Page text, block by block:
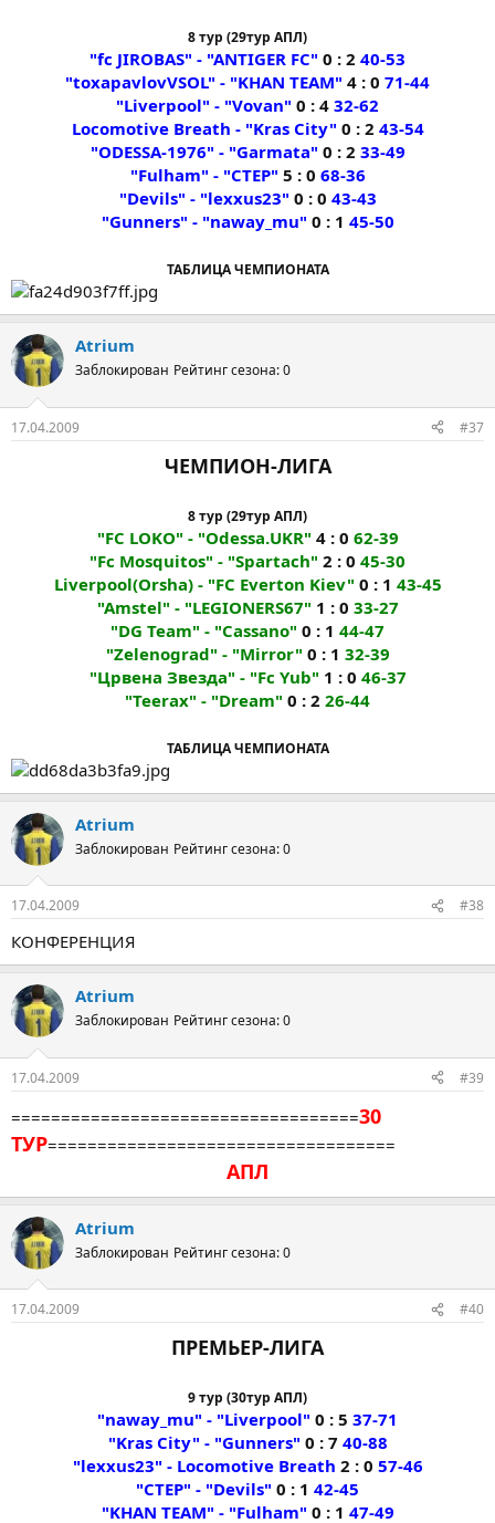
8 тур (29тур АПЛ)
"fc JIROBAS" - "ANTIGER FC" 0 : 2 40-53
"toxapavlovVSOL" - "KHAN TEAM" 4 : 0 71-44
"Liverpool" - "Vovan" 0 : 4 32-62
Locomotive Breath - "Kras City" 0 : 2 43-54
"ODESSA-1976" - "Garmata" 0 : 2 33-49
"Fulham" - "CTEP" 5 : 0 68-36
"Devils" - "lexxus23" 0 : 0 43-43
"Gunners" - "naway_mu" 0 : 1 45-50
ТАБЛИЦА ЧЕМПИОНАТА
Atrium
Заблокирован Рейтинг сезона: 0
17.04.2009 #37
ЧЕМПИОН-ЛИГА
8 тур (29тур АПЛ)
"FC LOKO" - "Odessa.UKR" 4 : 0 62-39
"Fc Mosquitos" - "Spartach" 2 : 0 45-30
Liverpool(Orsha) - "FC Everton Kiev" 0 : 1 43-45
"Amstel" - "LEGIONERS67" 1 : 0 33-27
"DG Team" - "Cassano" 0 : 1 44-47
"Zelenograd" - "Mirror" 0 : 1 32-39
"Црвена Звезда" - "Fc Yub" 1 : 0 46-37
"Teerax" - "Dream" 0 : 2 26-44
ТАБЛИЦА ЧЕМПИОНАТА
Atrium
Заблокирован Рейтинг сезона: 0
17.04.2009 #38
КОНФЕРЕНЦИЯ
Atrium
Заблокирован Рейтинг сезона: 0
17.04.2009 #39
===================================30
ТУР===================================
АПЛ
Atrium
Заблокирован Рейтинг сезона: 0
17.04.2009 #40
ПРЕМЬЕР-ЛИГА
9 тур (30тур АПЛ)
"naway_mu" - "Liverpool" 0 : 5 37-71
"Kras City" - "Gunners" 0 : 7 40-88
"lexxus23" - Locomotive Breath 2 : 0 57-46
"CTEP" - "Devils" 0 : 1 42-45
"KHAN TEAM" - "Fulham" 0 : 1 47-49